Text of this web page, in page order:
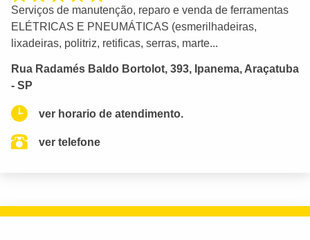
Serviços de manutenção, reparo e venda de ferramentas
ELÉTRICAS E PNEUMÁTICAS (esmerilhadeiras,
lixadeiras, politriz, retificas, serras, marte...
Rua Radamés Baldo Bortolot, 393, Ipanema, Araçatuba
- SP
ver horario de atendimento.
ver telefone